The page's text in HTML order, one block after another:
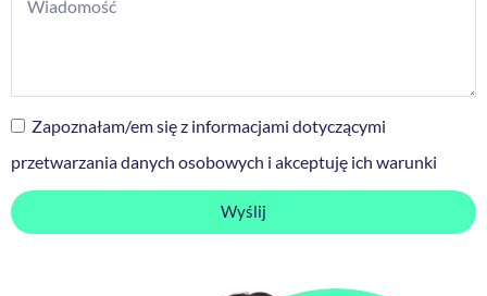
Zapoznałam/em się z informacjami dotyczącymi
przetwarzania danych osobowych i akceptuję ich warunki
Wyślij